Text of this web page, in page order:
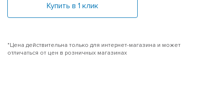
Купить в 1 клик
*Цена действительна только для интернет-магазина и может
отличаться от цен в розничных магазинах